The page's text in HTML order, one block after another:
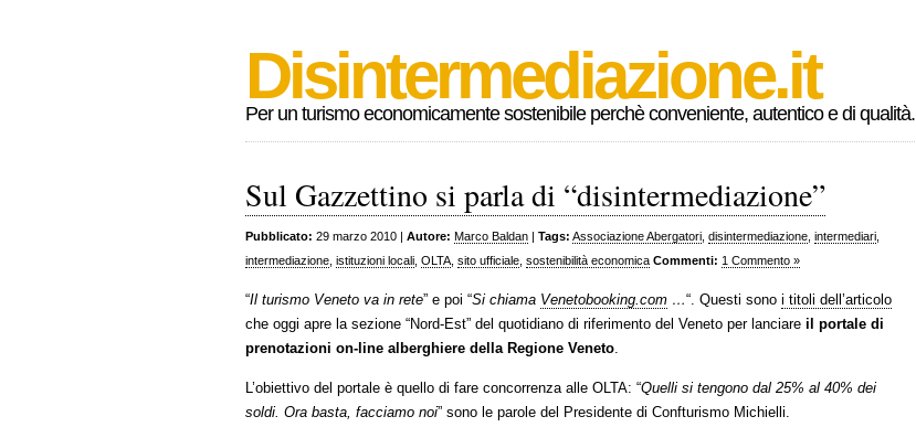
Disintermediazione.it
Per un turismo economicamente sostenibile perchè conveniente, autentico e di qualità.
Sul Gazzettino si parla di “disintermediazione”
Pubblicato: 29 marzo 2010 | Autore: Marco Baldan | Tags: Associazione Abergatori disintermediazione intermediari
intermediazione istituzioni locali OLTA sito ufficiale sostenibilità economica Commenti: 1 Commento »
“Il turismo Veneto va in rete” e poi “Si chiama Venetobooking.com …“. Questi sono i titoli dell’articolo
che oggi apre la sezione “Nord-Est” del quotidiano di riferimento del Veneto per lanciare il portale di
prenotazioni on-line alberghiere della Regione Veneto.
L’obiettivo del portale è quello di fare concorrenza alle OLTA: “Quelli si tengono dal 25% al 40% dei
soldi. Ora basta, facciamo noi” sono le parole del Presidente di Confturismo Michielli.